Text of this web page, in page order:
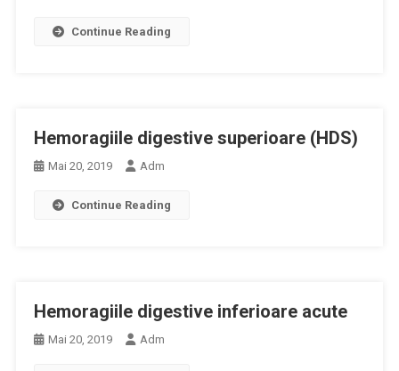
Continue Reading
Hemoragiile digestive superioare (HDS)
Mai 20, 2019 Adm
Continue Reading
Hemoragiile digestive inferioare acute
Mai 20, 2019 Adm